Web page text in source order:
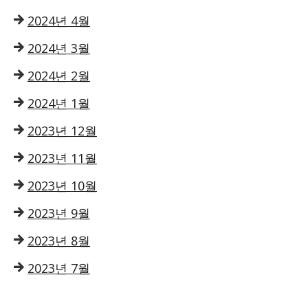
2024년 4월
2024년 3월
2024년 2월
2024년 1월
2023년 12월
2023년 11월
2023년 10월
2023년 9월
2023년 8월
2023년 7월